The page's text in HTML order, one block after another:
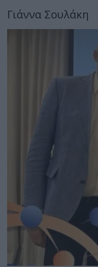
Γιάννα Σουλάκη